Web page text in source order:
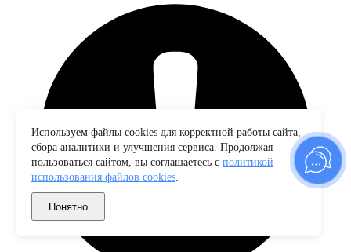
Используем файлы cookies для корректной работы сайта,
сбора аналитики и улучшения сервиса. Продолжая
пользоваться сайтом, вы соглашаетесь с политикой
использования файлов cookies.
Понятно